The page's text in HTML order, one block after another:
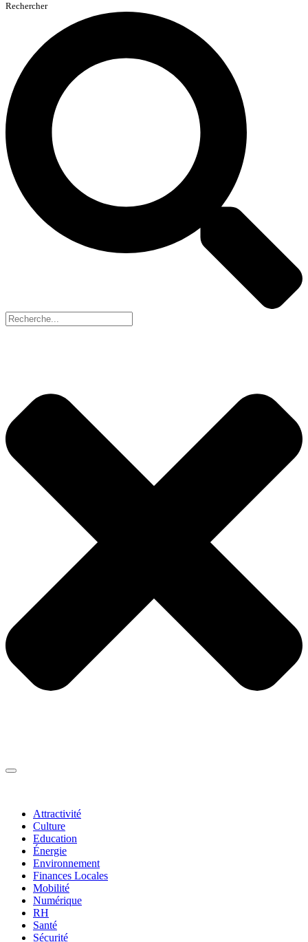
Rechercher
Attractivité
Culture
Education
Énergie
Environnement
Finances Locales
Mobilité
Numérique
RH
Santé
Sécurité